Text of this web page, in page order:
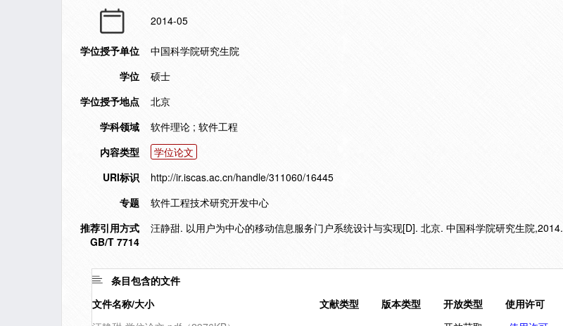
2014-05
学位授予单位
中国科学院研究生院
学位
硕士
学位授予地点
北京
学科领域
软件理论 ; 软件工程
内容类型
学位论文
URI标识
http://ir.iscas.ac.cn/handle/311060/16445
专题
软件工程技术研究开发中心
推荐引用方式
GB/T 7714
汪静甜. 以用户为中心的移动信息服务门户系统设计与实现[D]. 北京. 中国科学院研究生院,2014.
条目包含的文件
文件名称/大小
文献类型 版本类型 开放类型
使用许可